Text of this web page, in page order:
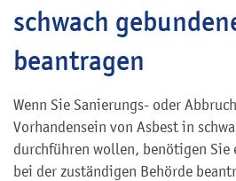
schwach
beantragen
Wenn Sie Sanierungs- oder
Vorhandensein von Asbest in
durchführen wollen, benötigen Sie
bei der zuständigen Behörde